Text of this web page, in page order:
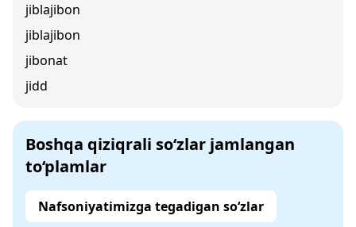
jiblajibon
jiblajibon
jibonat
jidd
Boshqa qiziqrali so‘zlar jamlangan
to‘plamlar
Nafsoniyatimizga tegadigan so‘zlar